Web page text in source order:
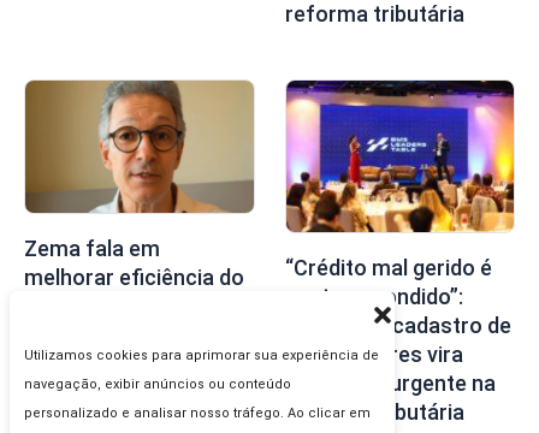
Utilizamos cookies para aprimorar sua experiência de
navegação, exibir anúncios ou conteúdo
personalizado e analisar nosso tráfego. Ao clicar em
reforma tributária
Zema fala em
melhorar eficiência do
anos
“Crédito mal gerido é
custo escondido”:
revisão de cadastro de
fornecedores vira
prioridade urgente na
reforma tributária